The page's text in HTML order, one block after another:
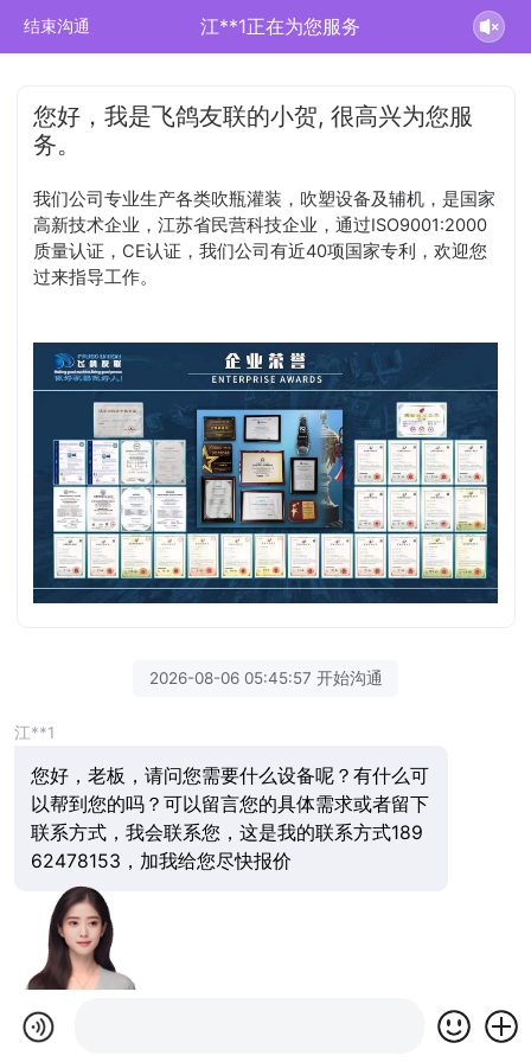
结束沟通 江**1正在为您服务
您好，我是飞鸽友联的小贺, 很高兴为您服
务。
我们公司专业生产各类吹瓶灌装，吹塑设备及辅机，是国家
高新技术企业，江苏省民营科技企业，通过ISO9001:2000
质量认证，CE认证，我们公司有近40项国家专利，欢迎您
过来指导工作。
2026-08-06 05:45:57 开始沟通
江**1
您好，老板，请问您需要什么设备呢？有什么可
以帮到您的吗？可以留言您的具体需求或者留下
联系方式，我会联系您，这是我的联系方式189
62478153，加我给您尽快报价